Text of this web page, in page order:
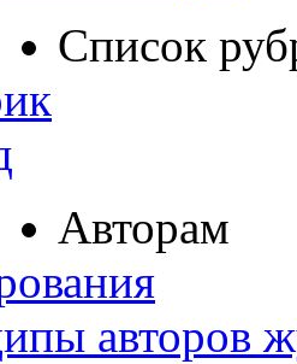
Список
Авторам
авторов